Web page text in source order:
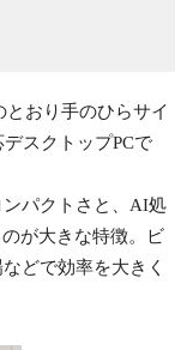
とおり手のひらサイ
スクトップPCで
パクトさと、AI処
が大きな特徴。ビ
どで効率を大きく